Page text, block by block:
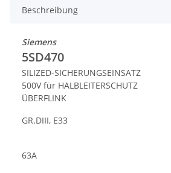
Beschreibung
Siemens
5SD470
SILIZED-SICHERUNGSEINSATZ
500V für HALBLEITERSCHUTZ
ÜBERFLINK
GR.DIII, E33
63A